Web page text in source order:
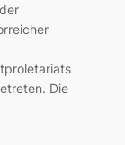
Die